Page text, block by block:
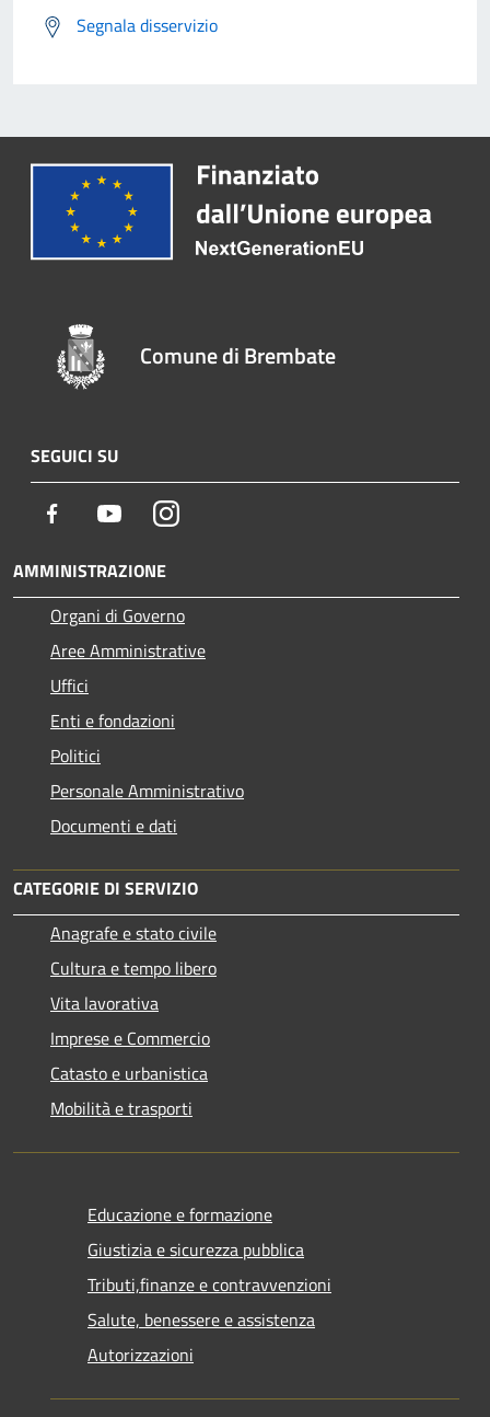
Segnala disservizio
Comune di Brembate
SEGUICI SU
Facebook YoutubeInstagram
AMMINISTRAZIONE
Organi di Governo
Aree Amministrative
Uffici
Enti e fondazioni
Politici
Personale Amministrativo
Documenti e dati
CATEGORIE DI SERVIZIO
Anagrafe e stato civile
Cultura e tempo libero
Vita lavorativa
Imprese e Commercio
Catasto e urbanistica
Mobilità e trasporti
Educazione e formazione
Giustizia e sicurezza pubblica
Tributi,finanze e contravvenzioni
Salute, benessere e assistenza
Autorizzazioni